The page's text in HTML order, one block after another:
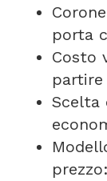
porta
Costo
Scelta